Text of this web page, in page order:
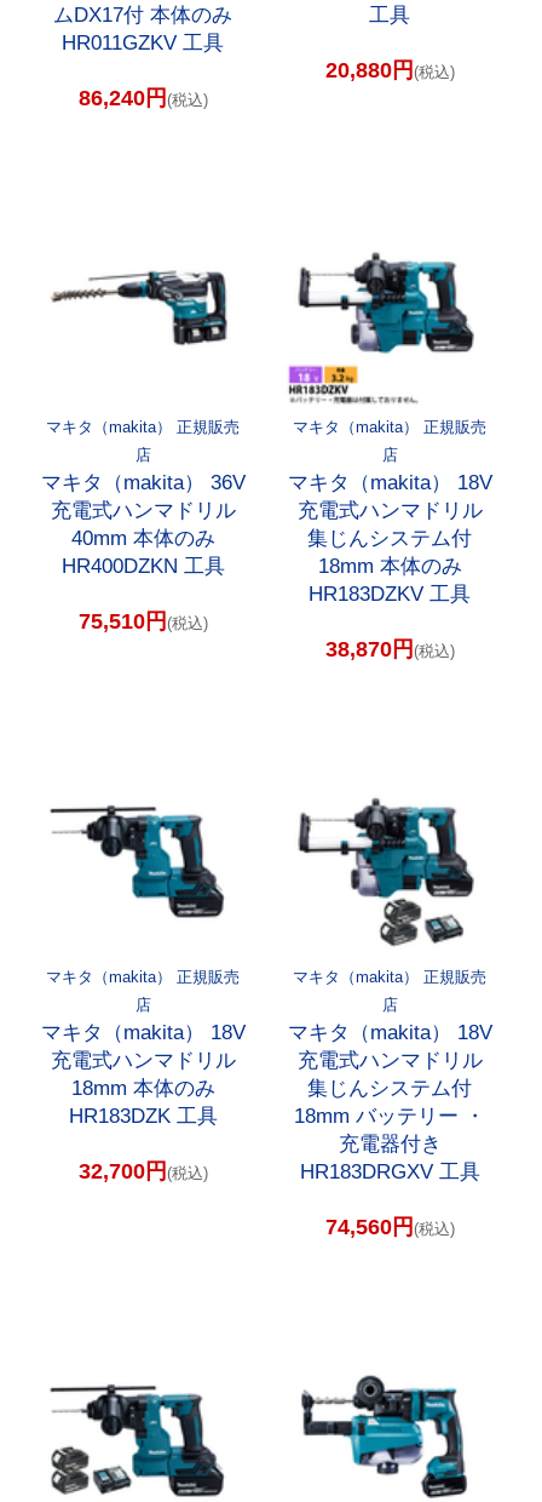
ムDX17付 本体のみ
HR011GZKV 工具
86,240円 (税込)
工具
20,880円 (税込)
マキタ（makita） 正規販売
店
マキタ（makita） 36V
充電式ハンマドリル
40mm 本体のみ
HR400DZKN 工具
75,510円 (税込)
マキタ（makita） 正規販売
店
マキタ（makita） 18V
充電式ハンマドリル
集じんシステム付
18mm 本体のみ
HR183DZKV 工具
38,870円 (税込)
マキタ（makita） 正規販売
店
マキタ（makita） 18V
充電式ハンマドリル
18mm 本体のみ
HR183DZK 工具
32,700円 (税込)
マキタ（makita） 正規販売
店
マキタ（makita） 18V
充電式ハンマドリル
集じんシステム付
18mm バッテリー ・
充電器付き
HR183DRGXV 工具
74,560円 (税込)